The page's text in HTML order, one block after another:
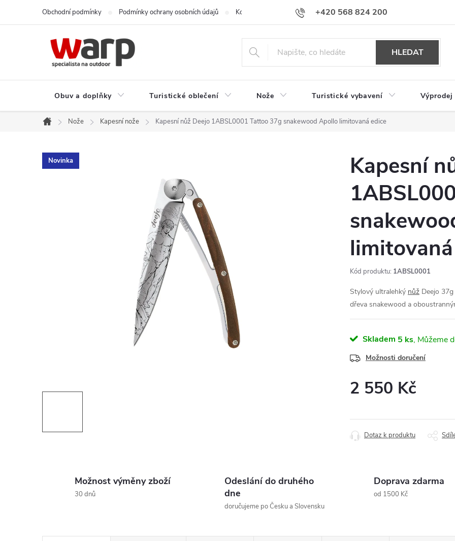
+420 568 824 200
Obchodní podmínky Podmínky ochrany osobních údajů Kontakty Doprava a platba Hodnocení obchodu
HLEDAT
Obuv a doplňky Turistické oblečení Nože Turistické vybavení Výprodej
Domů
Nože Kapesní nože Kapesní nůž Deejo 1ABSL0001 Tattoo 37g snakewood Apollo limitovaná edice
Novinka
Kapesní
Kód produktu: 1ABSL0001
Stylový ultralehký nůž Deejo
dřeva snakewood a
Skladem 5 ks
Možnosti doručení
2 550 Kč
Dotaz k produktu
Možnost výměny zboží
30 dnů
Odeslání do druhého
dne
doručujeme po Česku a Slovensku
Doprava zdarma
od 1500 Kč